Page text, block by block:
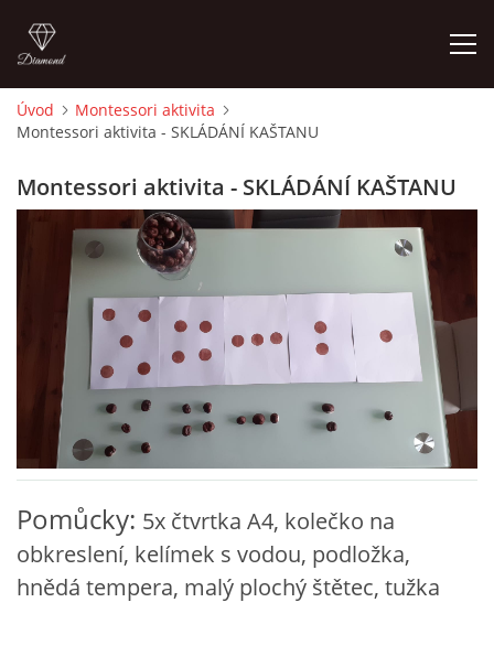
ÚVOD
O MĚ
FOTOALBUM
DĚJINY VÝTVARNÉHO UMĚNÍ
NOVINKY ZE ŠKOLSTVÍ 2025
ROČNÍ PLÁN - INSPIRACE /DLE NOVÉHO RVP PV 2025
VZDĚLÁVACÍ BLOK ZÁŘÍ
VZDĚLÁVACÍ BLOK ŘÍJEN
Úvod
Montessori aktivita
Montessori aktivita - SKLÁDÁNÍ KAŠTANU
Montessori aktivita - SKLÁDÁNÍ KAŠTANU
Pomůcky: 5x čtvrtka A4, kolečko na
obkreslení, kelímek s vodou, podložka,
hnědá tempera, malý plochý štětec, tužka